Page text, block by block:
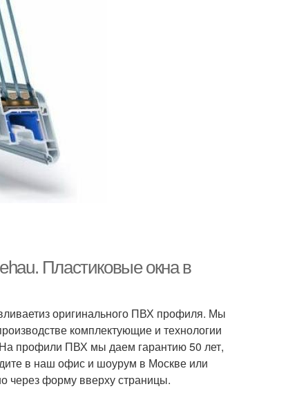
Пластиковые окна в
оригинального ПВХ профиля. Мы
комплектующие и технологии
профили ПВХ мы даем гарантию 50 лет,
в наш офис и шоурум в Москве или
через форму вверху страницы.